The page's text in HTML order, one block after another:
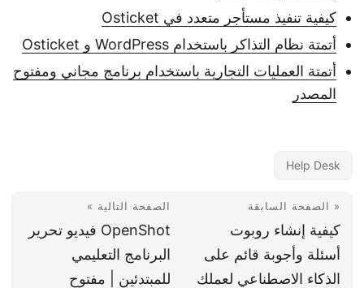
كيفية تنفيذ مستأجر متعدد في Osticket
أتمتة نظام التذاكر باستخدام WordPress و Osticket
أتمتة العمليات التجارية باستخدام برنامج مجاني ومفتوح
المصدر
Help Desk
« الصفحة السابقة
كيفية إنشاء روبوت
أسئلة وأجوبة قائم على
الذكاء الاصطناعي لعملك
الصفحة التالية »
OpenShot فيديو تحرير
البرنامج التعليمي
للمبتدئين | مفتوح